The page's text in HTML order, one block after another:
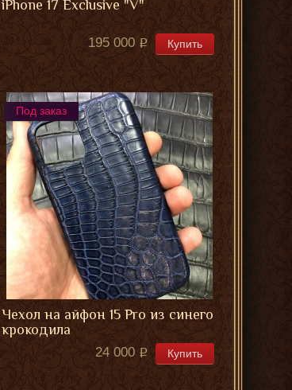
iPhone 17 Exclusive "V"
195 000 Купить
Под заказ
Чехол на айфон 15 Pro из синего
крокодила
24 000 Купить